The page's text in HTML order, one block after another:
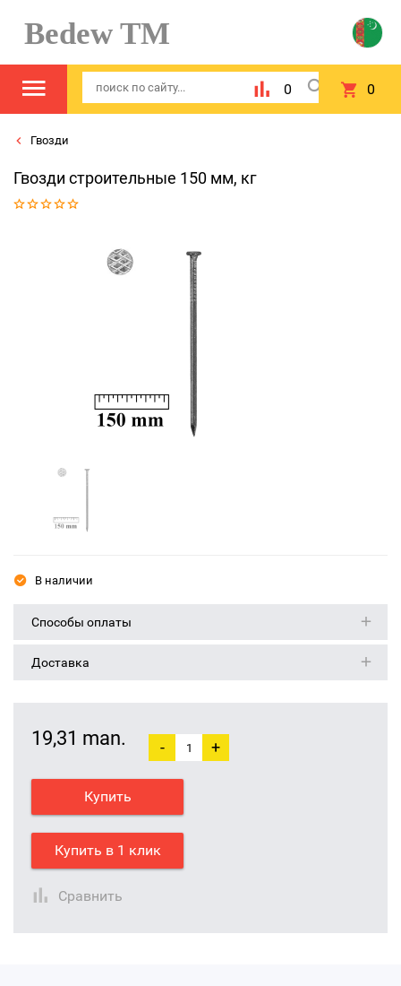
Bedew TM
0 0
Гвозди
Гвозди строительные 150 мм, кг
В наличии
Способы оплаты
Доставка
19,31 man. - +
Купить
Купить в 1 клик
Сравнить